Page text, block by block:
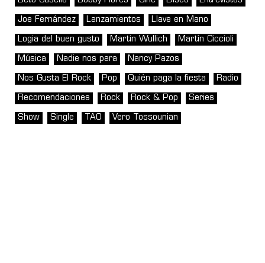
Joe Fernández Lanzamientos Llave en Mano
Logia del buen gusto Martin Wullich Martín Ciccioli
Música Nadie nos para Nancy Pazos
Nos Gusta El Rock Pop Quién paga la fiesta Radio
Recomendaciones Rock Rock & Pop Series
Show Single TAO Vero Tossounian